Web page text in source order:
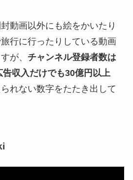
動画以外にも絵をかいたり
行に行ったりしている動画
が、 チャンネル登録者数は
告収入だけでも30億円以上
れない数字をたたき出して